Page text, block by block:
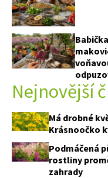
Nejnovější
Má drobné
Krásnoočko
Podmáčená
rostliny
zahrady